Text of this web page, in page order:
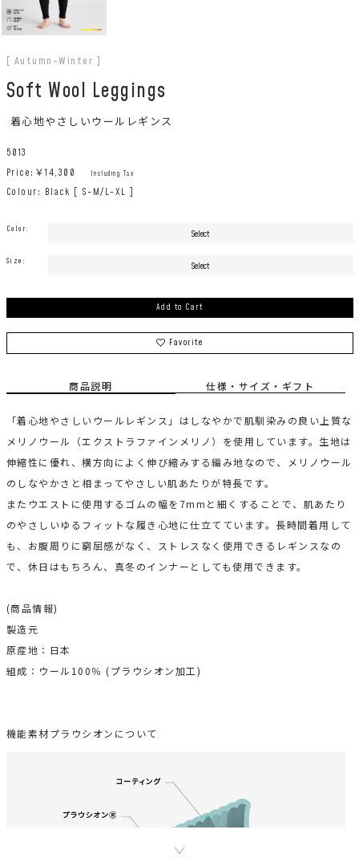
[ Autumn-Winter ]
Soft Wool Leggings
着心地やさしいウールレギンス
5013
Price:￥14,300 Including Tax
Colour: Black [ S-M/L-XL ]
Color:
Size:
Add to Cart
Favorite
商品説明 仕様・サイズ・ギフト
「着心地やさしいウールレギンス」はしなやかで肌馴染みの良い上質な
メリノウール（エクストラファインメリノ）を使用しています。生地は
伸縮性に優れ、横方向によく伸び縮みする編み地なので、メリノウール
のしなやかさと相まってやさしい肌あたりが特長です。
またウエストに使用するゴムの幅を7mmと細くすることで、肌あたり
のやさしいゆるフィットな履き心地に仕立てています。長時間着用して
も、お腹周りに窮屈感がなく、ストレスなく使用できるレギンスなの
で、休日はもちろん、真冬のインナーとしても使用できます。
(商品情報)
製造元
原産地：日本
組成：ウール100％ (プラウシオン加工)
機能素材プラウシオンについて